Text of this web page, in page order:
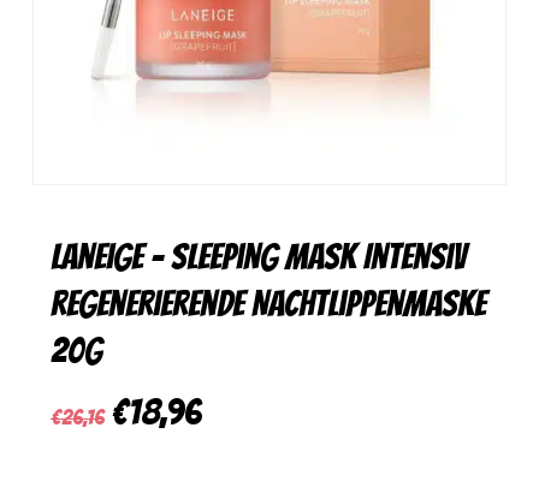
Laneige – Sleeping Mask Intensiv
regenerierende Nachtlippenmaske
20g
€26,16 Ursprünglicher
€18,96Aktueller